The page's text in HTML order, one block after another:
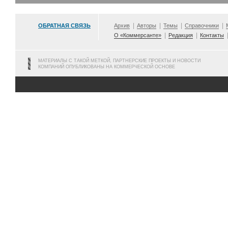
ОБРАТНАЯ СВЯЗЬ Архив Авторы Темы Справочники
О «Коммерсанте»
Редакция Контакты
МАТЕРИАЛЫ С ТАКОЙ МЕТКОЙ, ПАРТНЕРСКИЕ ПРОЕКТЫ И НОВОСТИ
КОМПАНИЙ ОПУБЛИКОВАНЫ НА КОММЕРЧЕСКОЙ ОСНОВЕ